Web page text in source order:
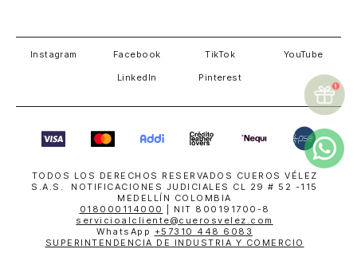
Instagram Facebook TikTok YouTube
LinkedIn Pinterest
TODOS LOS DERECHOS RESERVADOS CUEROS VÉLEZ
S.A.S. NOTIFICACIONES JUDICIALES CL 29 # 52 -115
MEDELLÍN COLOMBIA
018000114000
| NIT 800191700-8
servicioalcliente@cuerosvelez.com
WhatsApp +57310 448 6083
SUPERINTENDENCIA DE INDUSTRIA Y COMERCIO